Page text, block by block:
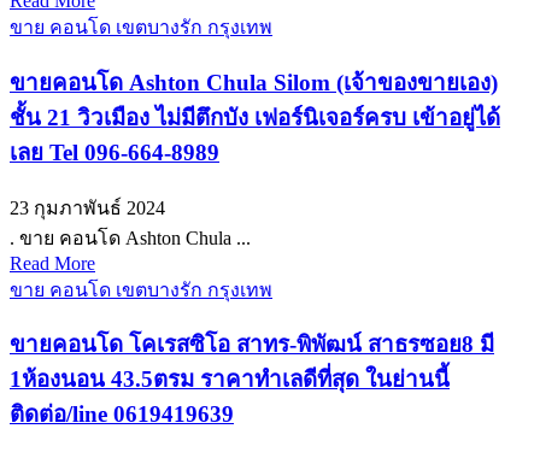
ขาย คอนโด เขตบางรัก กรุงเทพ
ขายคอนโด Ashton Chula Silom (เจ้าของขายเอง)
ชั้น 21 วิวเมือง ไม่มีตึกบัง เฟอร์นิเจอร์ครบ เข้าอยู่ได้
เลย Tel 096-664-8989
23 กุมภาพันธ์ 2024
. ขาย คอนโด Ashton Chula ...
Read More
ขาย คอนโด เขตบางรัก กรุงเทพ
ขายคอนโด โคเรสซิโอ สาทร-พิพัฒน์ สาธรซอย8 มี
1ห้องนอน 43.5ตรม ราคาทำเลดีที่สุด ในย่านนี้
ติดต่อ/line 0619419639